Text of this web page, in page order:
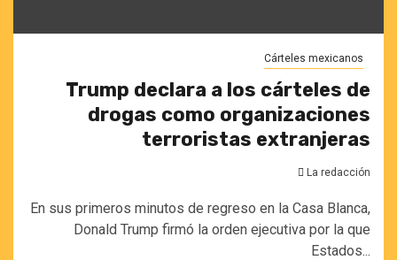
Cárteles mexicanos
Trump declara a los cárteles de
drogas como organizaciones
terroristas extranjeras
La redacción
En sus primeros minutos de regreso en la Casa Blanca,
Donald Trump firmó la orden ejecutiva por la que
Estados...